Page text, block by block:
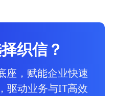
织信？
座，赋能企业快速
驱动业务与IT高效